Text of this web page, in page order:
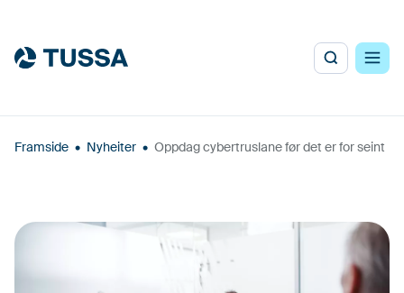
Framside • Nyheiter • Oppdag cybertruslane før det er for seint